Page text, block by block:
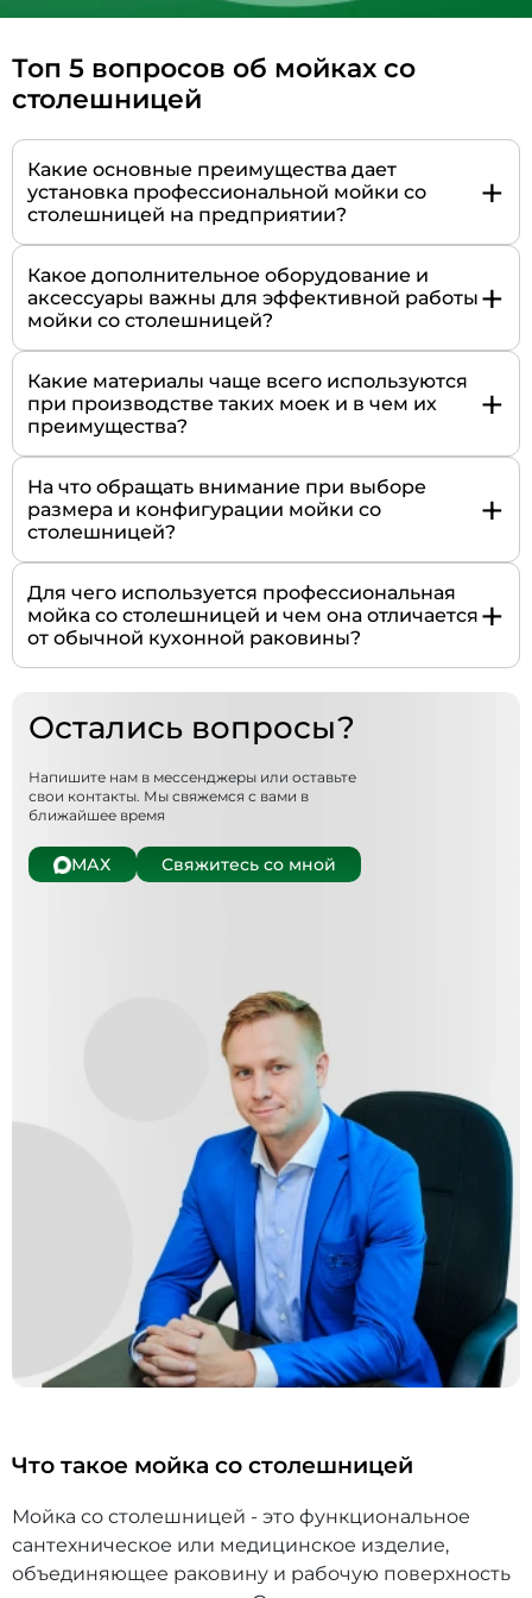
Топ 5 вопросов об мойках со
столешницей
Какие основные преимущества дает
установка профессиональной мойки со
столешницей на предприятии?
+
Какое дополнительное оборудование и
аксессуары важны для эффективной работы
мойки со столешницей?
+
Какие материалы чаще всего используются
при производстве таких моек и в чем их
преимущества?
+
На что обращать внимание при выборе
размера и конфигурации мойки со
столешницей?
+
Для чего используется профессиональная
мойка со столешницей и чем она отличается
от обычной кухонной раковины?
+
Остались вопросы?
Напишите нам в мессенджеры или оставьте
свои контакты. Мы свяжемся с вами в
ближайшее время
МАХ Свяжитесь со мной
Что такое мойка со столешницей
Мойка со столешницей - это функциональное
сантехническое или медицинское изделие,
объединяющее раковину и рабочую поверхность